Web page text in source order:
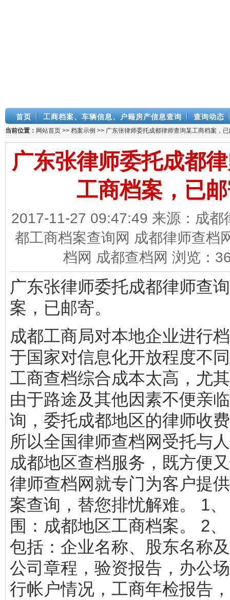
首页 工商档案、车辆信息、户籍房产信息查询 查询动态
当前位置： 网站首页 >> 档案示例 >> 广东张律师委托成都律师查询某工商档案，
广东张律师委托成都
工商档案，已
2017-11-27 09:47:49 来源：成都
都工商档案查询网 成都律师查档
档网 成都查档网 浏览：
广东张律师委托成都律师查
案，已邮寄。
成都工商局对本地企业进行
于国家对信息化开放程度不
工商查档综合成本太高，尤
由于路途及其他因素不便亲
询，委托成都地区的律师收
所以全国律师查档网受托与
成都地区查档服务，既方便
律师查档网就专门为客户提
案查询，替您排忧解难。 1
围：成都地区工商档案。 2
包括：企业名称、股东名称
公司章程，验资报告，办公
行帐户情况，工商年检报告